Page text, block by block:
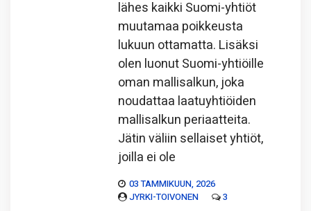
lähes kaikki Suomi-yhtiöt
muutamaa poikkeusta
lukuun ottamatta. Lisäksi
olen luonut Suomi-yhtiöille
oman mallisalkun, joka
noudattaa laatuyhtiöiden
mallisalkun periaatteita.
Jätin väliin sellaiset yhtiöt,
joilla ei ole
03 TAMMIKUUN, 2026
JYRKI-TOIVONEN
3